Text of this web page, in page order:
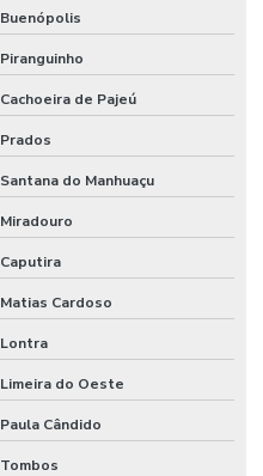
Buenópolis
Piranguinho
Cachoeira de Pajeú
Prados
Santana do Manhuaçu
Miradouro
Caputira
Matias Cardoso
Lontra
Limeira do Oeste
Paula Cândido
Tombos